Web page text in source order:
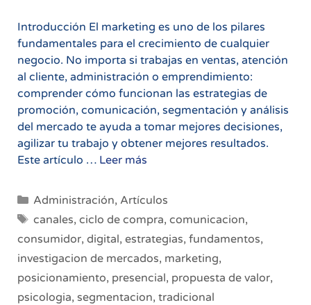
Introducción El marketing es uno de los pilares
fundamentales para el crecimiento de cualquier
negocio. No importa si trabajas en ventas, atención
al cliente, administración o emprendimiento:
comprender cómo funcionan las estrategias de
promoción, comunicación, segmentación y análisis
del mercado te ayuda a tomar mejores decisiones,
agilizar tu trabajo y obtener mejores resultados.
Este artículo … Leer más
conceptos
esenciales
y
estrategias
para
Categorías
Administración, Artículos
Etiquetas
canales, ciclo de compra, comunicacion,
consumidor, digital, estrategias, fundamentos,
investigacion de mercados, marketing,
posicionamiento, presencial, propuesta de valor,
psicologia, segmentacion, tradicional